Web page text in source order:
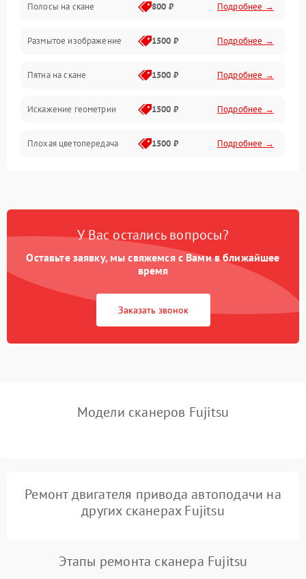
Полосы на скане 800 ₽ Подробнее →
Размытое изображение 1500 ₽ Подробнее →
Пятна на скане 1500 ₽ Подробнее →
Искажение геометрии 1500 ₽ Подробнее →
Плохая цветопередача 1500 ₽ Подробнее →
У Вас остались вопросы?
Оставьте заявку, мы свяжемся с Вами в ближайшее
время
Заказать звонок
Модели сканеров Fujitsu
Ремонт двигателя привода автоподачи на
других сканерах Fujitsu
Этапы ремонта сканера Fujitsu